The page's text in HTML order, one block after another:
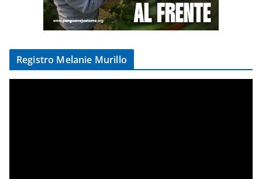
Registro Melanie Murillo